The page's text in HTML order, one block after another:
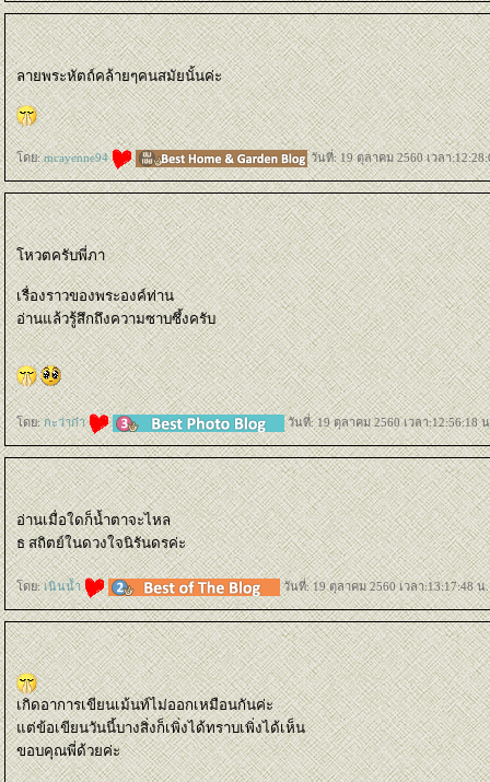
ลายพระหัตถ์คล้ายๆคนสมัยนั้นค่ะ
ดย:mcayenne94 วันที่: 19 ตุลาคม 2560 เวลา
หวตครับพี่ภา
เรื่องราวของพระองค์ท่าน
อ่านแล้วรู้สึกถึงความซาบซึ้งครับ
ดย:กะว่าก๋า วันที่: 19 ตุลาคม 2560 เวลา:12:56:18
อ่านเมื่อใดก็น้ำตาจะไหล
ธ สถิตย์ในดวงใจนิรันดรค่ะ
ดย:เนินน้ำ วันที่: 19 ตุลาคม 2560 เวลา:13:17:48 น.
เกิดอาการเขียนเม้นท์ไม่ออกเหมือนกันค่ะ
ต่ข้อเขียนวันนี้บางสิ่งก็เพิ่งได้ทราบเพิ่งได้เห็น
ขอบคุณพี่ด้วยค่ะ